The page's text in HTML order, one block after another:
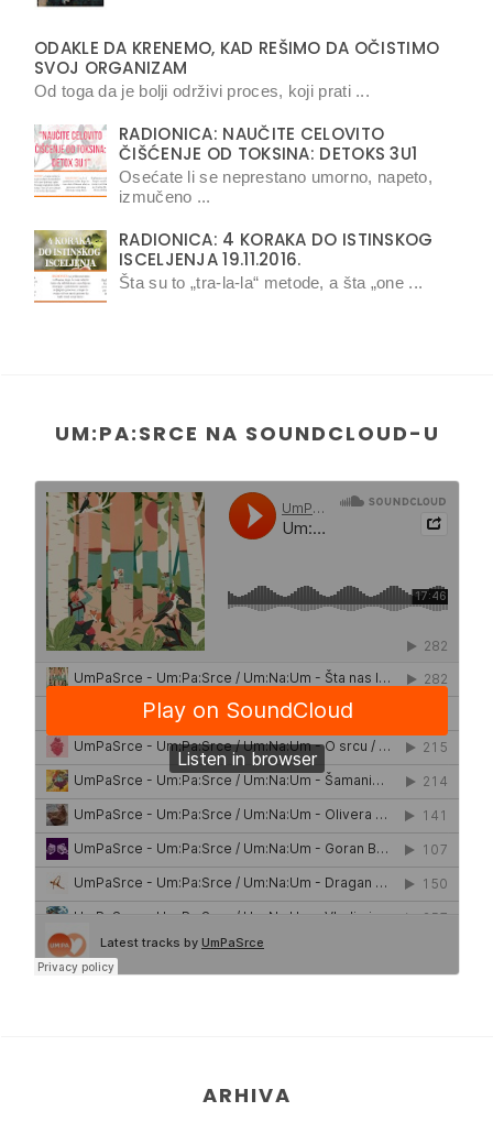
ODAKLE DA KRENEMO, KAD REŠIMO DA OČISTIMO
SVOJ ORGANIZAM
Od toga da je bolji održivi proces, koji prati ...
RADIONICA: NAUČITE CELOVITO
ČIŠĆENJE OD TOKSINA: DETOKS 3U1
Osećate li se neprestano umorno, napeto,
izmučeno ...
RADIONICA: 4 KORAKA DO ISTINSKOG
ISCELJENJA 19.11.2016.
Šta su to „tra-la-la“ metode, a šta „one ...
UM:PA:SRCE NA SOUNDCLOUD-U
ARHIVA